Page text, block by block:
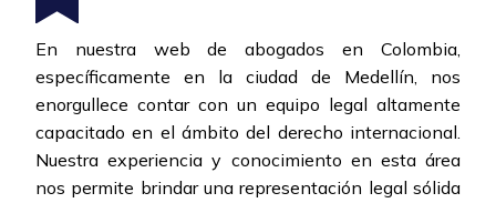
En nuestra web de abogados en Colombia,
específicamente en la ciudad de Medellín, nos
enorgullece contar con un equipo legal altamente
capacitado en el ámbito del derecho internacional.
Nuestra experiencia y conocimiento en esta área
nos permite brindar una representación legal sólida